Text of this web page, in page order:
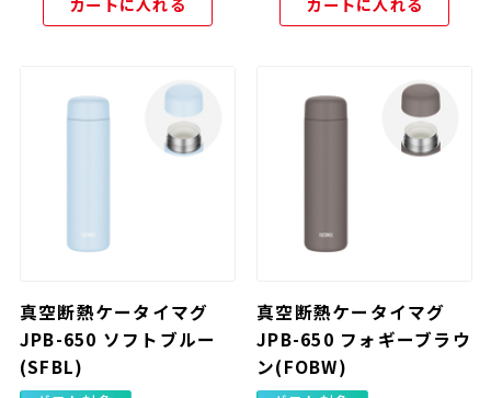
真空断熱ケータイマグ
JPB-650 ソフトブルー
(SFBL)
真空断熱ケータイマグ
JPB-650 フォギーブラウ
ン(FOBW)